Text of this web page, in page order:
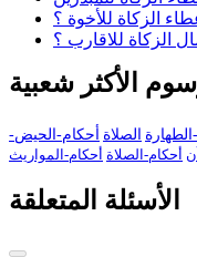
الزكاة للأخوة ؟
الزكاة للاقارب ؟
الأكثر شعبية
الصلاة أحكام-الحيض-
أحكام-الصلاة أحكام-المواريث
الأسئلة المتعلقة